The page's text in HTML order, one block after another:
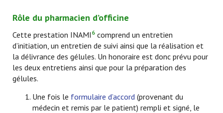
Rôle du pharmacien d’officine
Cette prestation INAMI 6 comprend un entretien
d’initiation, un entretien de suivi ainsi que la réalisation et
la délivrance des gélules. Un honoraire est donc prévu pour
les deux entretiens ainsi que pour la préparation des
gélules.
Une fois le formulaire d’accord (provenant du
médecin et remis par le patient) rempli et signé, le